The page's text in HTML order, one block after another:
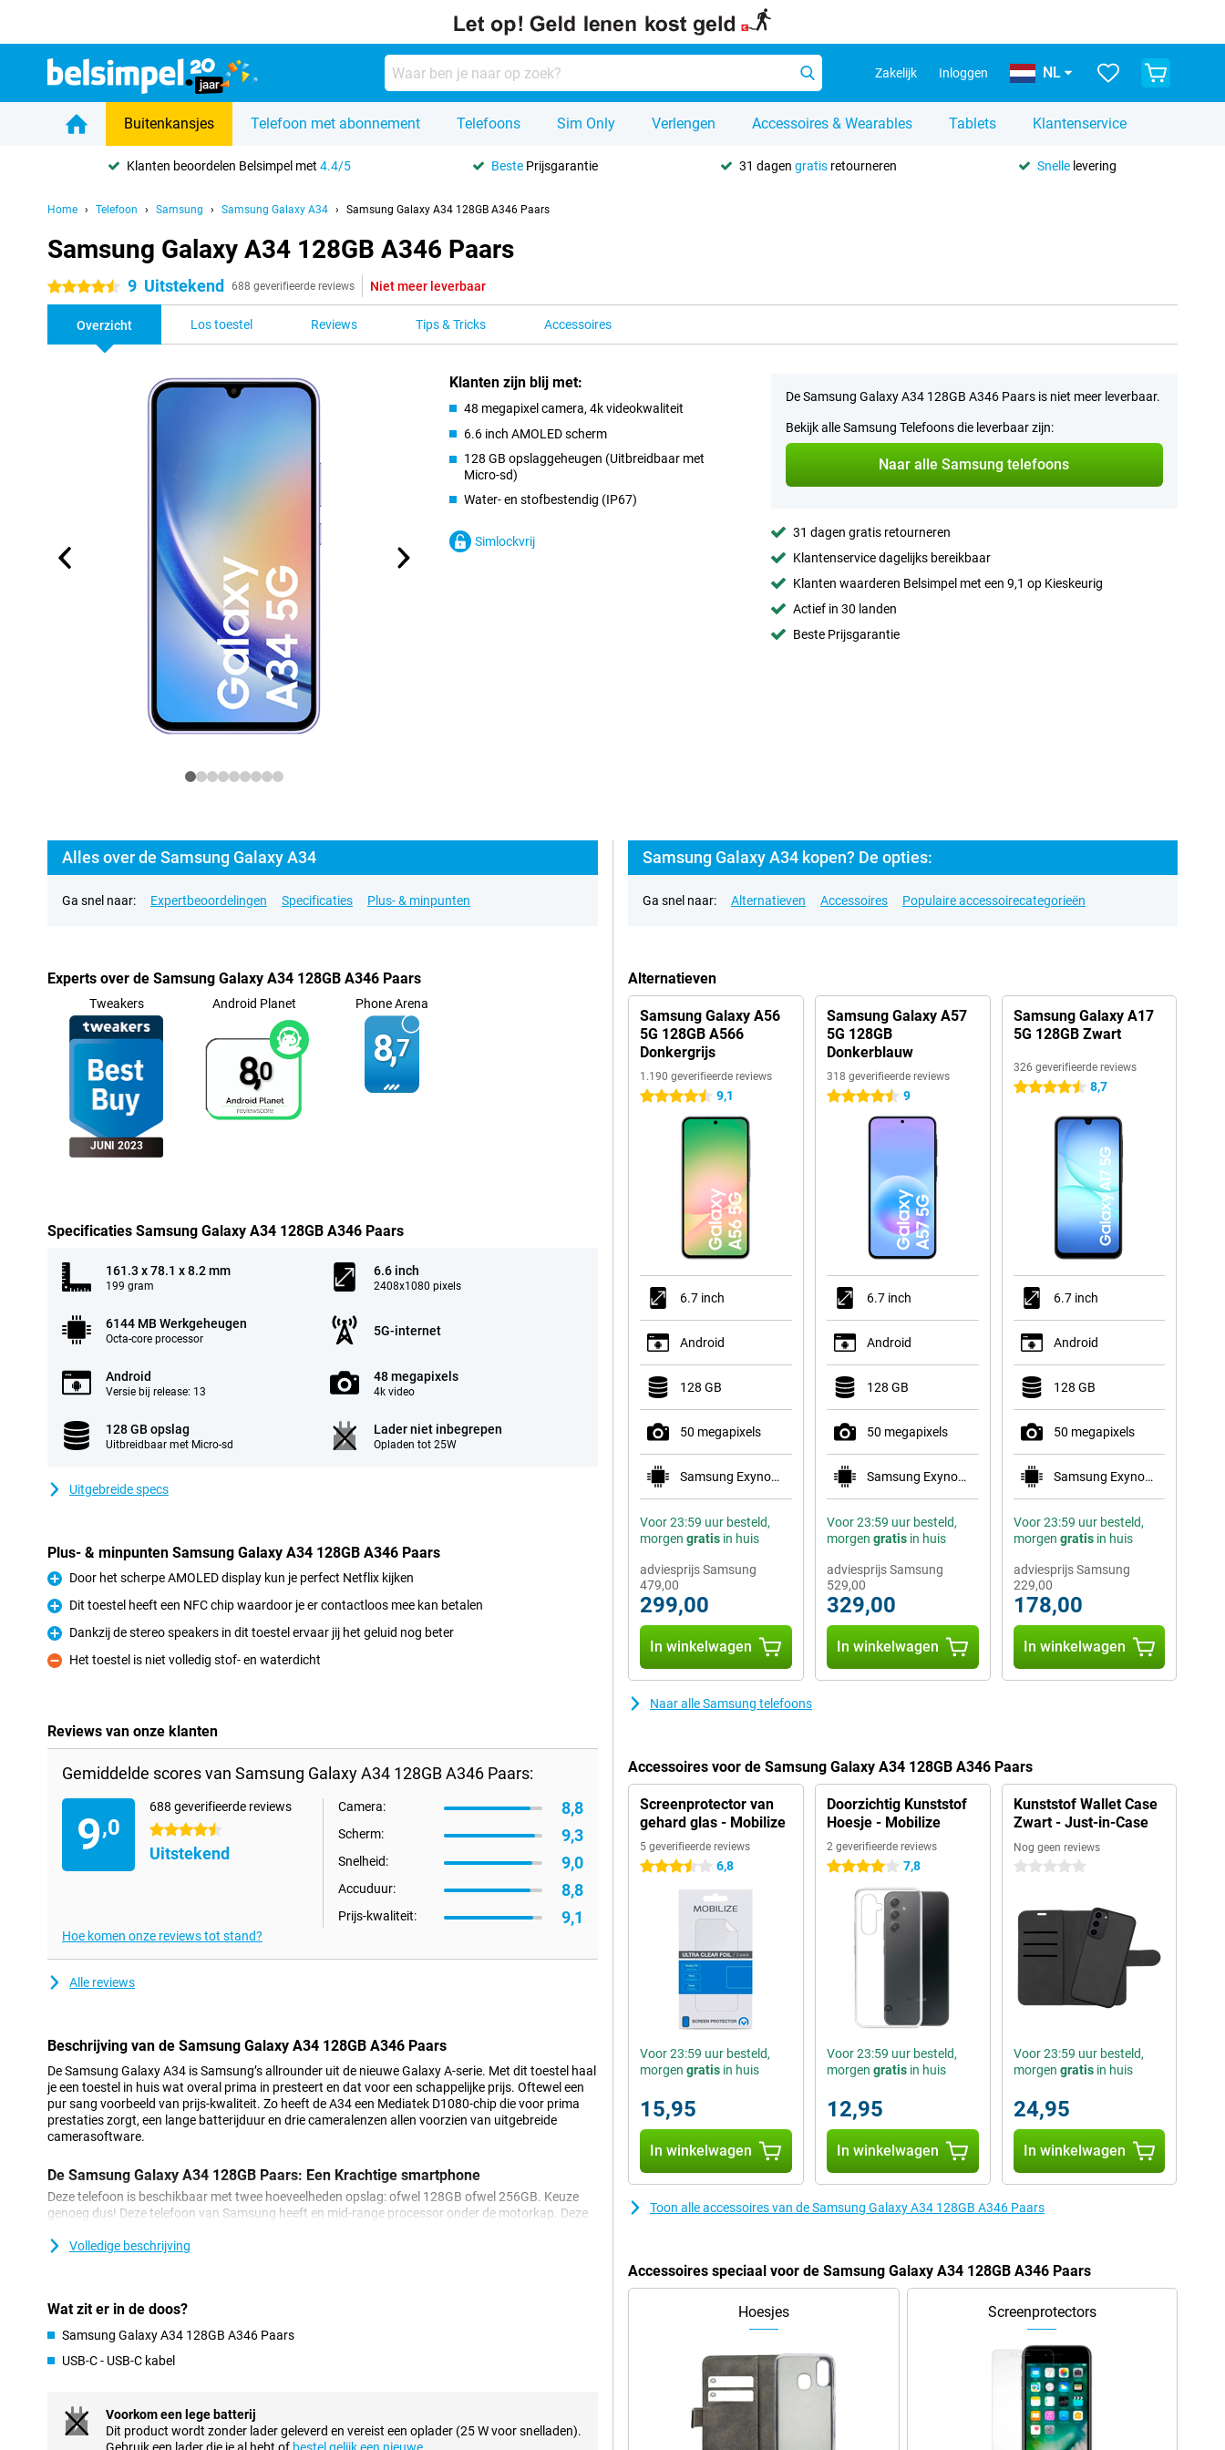
Zakelijk Inloggen NL
Buitenkansjes Telefoon met abonnement Telefoons Sim Only Verlengen Accessoires & Wearables Tablets Klantenservice
Klanten beoordelen Belsimpel met4.4/5 Beste Prijsgarantie 31 dagen gratisretourneren Snellelevering
Home Telefoon Samsung Samsung Galaxy A34 Samsung Galaxy A34 128GB A346 Paars
Samsung Galaxy A34 128GB A346 Paars
4.5 sterren 9 Uitstekend 688 geverifieerde reviews Niet meer leverbaar
Overzicht Los toestel Reviews Tips & Tricks Accessoires
Klanten zijn blij met:
48 megapixel camera, 4k videokwaliteit
6.6 inch AMOLED scherm
128 GB opslaggeheugen (Uitbreidbaar met
Micro-sd)
Water- en stofbestendig (IP67)
Simlockvrij
De Samsung Galaxy A34 128GB A346 Paars is niet meer leverbaar.
Bekijk alle Samsung Telefoons die leverbaar zijn:
Naar alle Samsung telefoons
31 dagen gratis retourneren
Klantenservice dagelijks bereikbaar
Klanten waarderen Belsimpel met een 9,1 op Kieskeurig
Actief in 30 landen
Beste Prijsgarantie
Alles over de Samsung Galaxy A34
Ga snel naar: Expertbeoordelingen Specificaties Plus- & minpunten
Experts over de Samsung Galaxy A34 128GB A346 Paars
Tweakers
JUNI 2023
Android Planet
8,0
Phone Arena
8,7
Specificaties Samsung Galaxy A34 128GB A346 Paars
161.3 x 78.1 x 8.2 mm
199 gram
6.6 inch
2408x1080 pixels
6144 MB Werkgeheugen
Octa-core processor
5G-internet
Android
Versie bij release: 13
48 megapixels
4k video
128 GB opslag
Uitbreidbaar met Micro-sd
Lader niet inbegrepen
Opladen tot 25W
Uitgebreide specs
Plus- & minpunten Samsung Galaxy A34 128GB A346 Paars
Pluspunt
Door het scherpe AMOLED display kun je perfect Netflix kijken
Pluspunt
Dit toestel heeft een NFC chip waardoor je er contactloos mee kan betalen
Pluspunt
Dankzij de stereo speakers in dit toestel ervaar jij het geluid nog beter
Minpunt
Het toestel is niet volledig stof- en waterdicht
Reviews van onze klanten
Gemiddelde scores van Samsung Galaxy A34 128GB A346 Paars:
9,0
688 geverifieerde reviews
4.5 sterren
Uitstekend
Camera: 8,8
Scherm: 9,3
Snelheid: 9,0
Accuduur: 8,8
Prijs-kwaliteit: 9,1
Hoe komen onze reviews tot stand?
Alle reviews
Beschrijving van de Samsung Galaxy A34 128GB A346 Paars
De Samsung Galaxy A34 is Samsung’s allrounder uit de nieuwe Galaxy A-serie. Met dit toestel haal
je een toestel in huis wat overal prima in presteert en dat voor een schappelijke prijs. Oftewel een
pur sang voorbeeld van prijs-kwaliteit. Zo heeft de A34 een Mediatek D1080-chip die voor prima
prestaties zorgt, een lange batterijduur en drie cameralenzen allen voorzien van uitgebreide
camerasoftware.
De Samsung Galaxy A34 128GB Paars: Een Krachtige smartphone
Deze telefoon is beschikbaar met twee hoeveelheden opslag: ofwel 128GB ofwel 256GB. Keuze
genoeg dus! Deze telefoon van Samsung heeft en mid-range processor onder de motorkap. Deze
zwaardere apps.
Het scherm van de A34 is vervaardigd van Gorilla Glass, hierdoor is je scherm extra bestand tegen
combinatie van glas en plastic. Hierdoor heb je premiumlook van glas maar de stevigheid van
plastic, het beste van beide werelden!
Het scherm van deze Samsung Galaxy A34 heeft een verversingssnelheid van 120Hz. Dat houdt in
dat het scherm zichzelf 120 keer per seconde ververst. Hierdoor zijn beelden erg scherp en
Volledige beschrijving
Wat zit er in de doos?
Samsung Galaxy A34 128GB A346 Paars
USB-C - USB-C kabel
Voorkom een lege batterij
Dit product wordt zonder lader geleverd en vereist een oplader (25 W voor snelladen).
Samsung Galaxy A34 kopen? De opties:
Ga snel naar: Alternatieven Accessoires Populaire accessoirecategorieën
Alternatieven
Samsung Galaxy A56
5G 128GB A566
Donkergrijs
1.190 geverifieerde reviews
4.5 sterren 9,1
6.7 inch
Android
128 GB
50 megapixels
Samsung Exynos 1580
Voor 23:59 uur besteld,
morgen gratis in huis
479,00
adviesprijs Samsung
299,00
In winkelwagen
Samsung Galaxy A57
5G 128GB
Donkerblauw
318 geverifieerde reviews
4.5 sterren 9
6.7 inch
Android
128 GB
50 megapixels
Samsung Exynos 1680
Voor 23:59 uur besteld,
morgen gratisin huis
529,00
adviesprijs Samsung
329,00
In winkelwagen
Samsung Galaxy A17
5G 128GB Zwart
326 geverifieerde reviews
4.5 sterren 8,7
6.7 inch
Android
128 GB
50 megapixels
Samsung Exynos 1330
Voor 23:59 uur besteld,
morgen gratisin huis
229,00
adviesprijs Samsung
178,00
In winkelwagen
Naar alle Samsung telefoons
Accessoires voor de Samsung Galaxy A34 128GB A346 Paars
Screenprotector van
gehard glas - Mobilize
5 geverifieerde reviews
3.5 sterren 6,8
Voor 23:59 uur besteld,
morgen gratis in huis
15,95
In winkelwagen
Doorzichtig Kunststof
Hoesje - Mobilize
2 geverifieerde reviews
4 sterren 7,8
Voor 23:59 uur besteld,
morgen gratisin huis
12,95
In winkelwagen
Kunststof Wallet Case
Zwart - Just-in-Case
Nog geen reviews
0 sterren
Voor 23:59 uur besteld,
morgen gratisin huis
24,95
In winkelwagen
Toon alle accessoires van de Samsung Galaxy A34 128GB A346 Paars
Accessoires speciaal voor de Samsung Galaxy A34 128GB A346 Paars
Hoesjes Screenprotectors